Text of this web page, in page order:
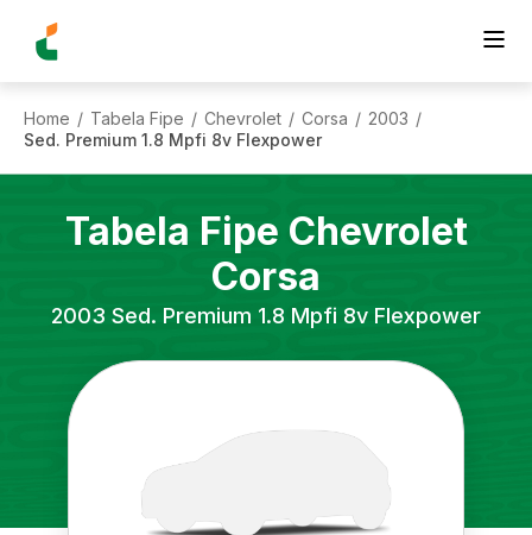
Home / Tabela Fipe / Chevrolet / Corsa / 2003 /
Sed. Premium 1.8 Mpfi 8v Flexpower
Tabela Fipe Chevrolet
Corsa
2003 Sed. Premium 1.8 Mpfi 8v Flexpower